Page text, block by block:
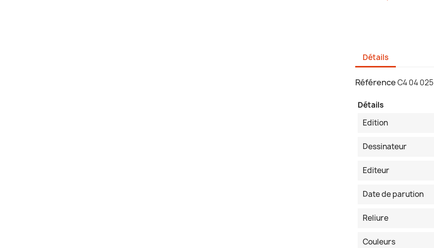
Détails
RéférenceC4 04 025
Détails
Edition
Dessinateur
Editeur
Date de parution
Reliure
Couleurs